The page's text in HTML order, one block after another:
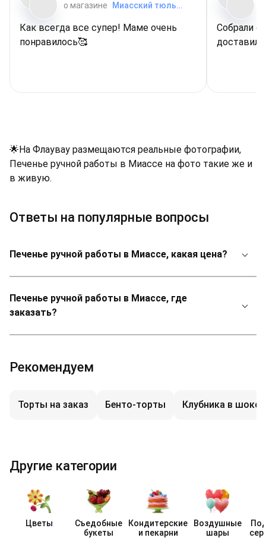
о магазине
Миасский тюльпан
Как всегда все супер! Маме очень
понравилось🥰
Собрали
🌟На Флаувау размещаются реальные фотографии,
Печенье ручной работы в Миассе на фото такие же и
в живую.
Ответы на популярные вопросы
Печенье ручной работы в Миассе, какая цена?
Печенье ручной работы в Миассе, где
заказать?
Рекомендуем
Торты на заказ Бенто-торты Клубника в
Другие категории
Цветы
Съедобные
букеты
Кондит​ерские
и пекарни
Воздушные
шары